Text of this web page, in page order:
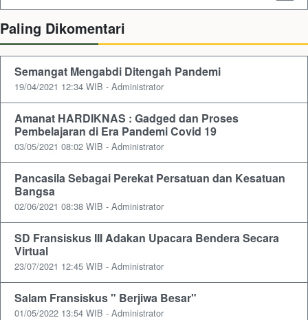
Paling Dikomentari
Semangat Mengabdi Ditengah Pandemi
19/04/2021 12:34 WIB - Administrator
Amanat HARDIKNAS : Gadged dan Proses
Pembelajaran di Era Pandemi Covid 19
03/05/2021 08:02 WIB - Administrator
Pancasila Sebagai Perekat Persatuan dan Kesatuan
Bangsa
02/06/2021 08:38 WIB - Administrator
SD Fransiskus III Adakan Upacara Bendera Secara
Virtual
23/07/2021 12:45 WIB - Administrator
Salam Fransiskus " Berjiwa Besar"
01/05/2022 13:54 WIB - Administrator